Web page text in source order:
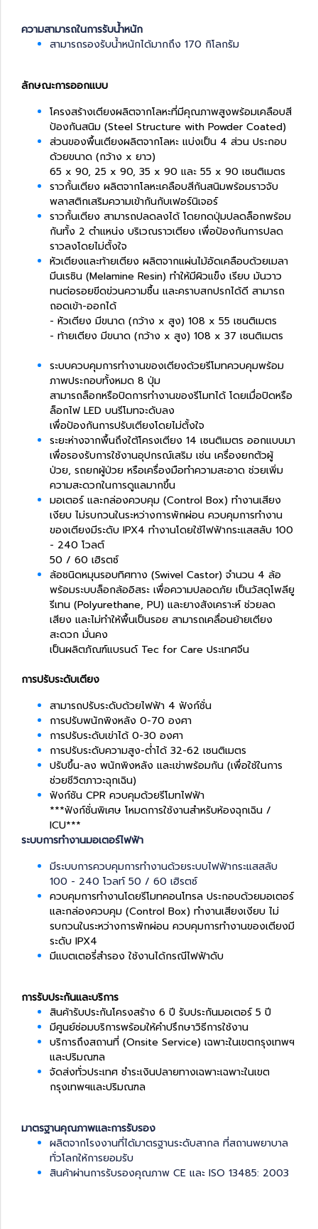
ความสามารถในการรับน้ำหนัก
สามารถรองรับน้ำหนักได้มากถึง 170 กิโลกรัม
ลักษณะการออกแบบ
โครงสร้างเตียงผลิตจากโลหะที่มีคุณภาพสูงพร้อมเคลือบสี
ป้องกันสนิม (Steel Structure with Powder Coated)
ส่วนของพื้นเตียงผลิตจากโลหะ แบ่งเป็น 4 ส่วน ประกอบ
ด้วยขนาด (กว้าง x ยาว)
65 x 90, 25 x 90, 35 x 90 และ 55 x 90 เซนติเมตร
ราวกั้นเตียง ผลิตจากโลหะเคลือบสีกันสนิมพร้อมราวจับ
พลาสติกเสริมความเข้ากันกับเฟอร์นิเจอร์
ราวกั้นเตียง สามารถปลดลงได้ โดยกดปุ่มปลดล็อกพร้อม
กันทั้ง 2 ตำแหน่ง บริเวณราวเตียง เพื่อป้องกันการปลด
ราวลงโดยไม่ตั้งใจ
หัวเตียงและท้ายเตียง ผลิตจากแผ่นไม้อัดเคลือบด้วยเมลา
มีนเรซิน (Melamine Resin) ทำให้มีผิวแข็ง เรียบ มันวาว
ทนต่อรอยขีดข่วนความชื้น และคราบสกปรกได้ดี สามารถ
ถอดเข้า-ออกได้
- หัวเตียง มีขนาด (กว้าง x สูง) 108 x 55 เซนติเมตร
- ท้ายเตียง มีขนาด (กว้าง x สูง) 108 x 37 เซนติเมตร
ระบบควบคุมการทำงานของเตียงด้วยรีโมทควบคุมพร้อม
ภาพประกอบทั้งหมด 8 ปุ่ม
สามารถล็อกหรือปิดการทำงานของรีโมทได้ โดยเมื่อปิดหรือ
ล็อกไฟ LED บนรีโมทจะดับลง
เพื่อป้องกันการปรับเตียงโดยไม่ตั้งใจ
ระยะห่างจากพื้นถึงใต้โครงเตียง 14 เซนติเมตร ออกแบบมา
เพื่อรองรับการใช้งานอุปกรณ์เสริม เช่น เครื่องยกตัวผู้
ป่วย, รถยกผู้ป่วย หรือเครื่องมือทำความสะอาด ช่วยเพิ่ม
ความสะดวกในการดูแลมากขึ้น
มอเตอร์ และกล่องควบคุม (Control Box) ทำงานเสียง
เงียบ ไม่รบกวนในระหว่างการพักผ่อน ควบคุมการทำงาน
ของเตียงมีระดับ IPX4 ทำงานโดยใช้ไฟฟ้ากระแสสลับ 100
- 240 โวลต์
50 / 60 เฮิรตซ์
ล้อชนิดหมุนรอบทิศทาง (Swivel Castor) จำนวน 4 ล้อ
พร้อมระบบล็อกล้ออิสระ เพื่อความปลอดภัย เป็นวัสดุโพลียู
รีเทน (Polyurethane, PU) และยางสังเคราะห์ ช่วยลด
เสียง และไม่ทำให้พื้นเป็นรอย สามารถเคลื่อนย้ายเตียง
สะดวก มั่นคง
เป็นผลิตภัณฑ์แบรนด์ Tec for Care ประเทศจีน
การปรับระดับเตียง
สามารถปรับระดับด้วยไฟฟ้า 4 ฟังก์ชั่น
การปรับพนักพิงหลัง 0-70 องศา
การปรับระดับเข่าได้ 0-30 องศา
การปรับระดับความสูง-ต่ำได้ 32-62 เซนติเมตร
ปรับขึ้น-ลง พนักพิงหลัง และเข่าพร้อมกัน (เพื่อใช้ในการ
ช่วยชีวิตภาวะฉุกเฉิน)
ฟังก์ชัน CPR ควบคุมด้วยรีโมทไฟฟ้า
***ฟังก์ชั่นพิเศษ โหมดการใช้งานสำหรับห้องฉุกเฉิน /
ICU***
ระบบการทำงานมอเตอร์ไฟฟ้า
มีระบบการควบคุมการทำงานด้วยระบบไฟฟ้ากระแสสลับ
100 - 240 โวลท์ 50 / 60 เฮิรตซ์
ควบคุมการทำงานโดยรีโมทคอนโทรล ประกอบด้วยมอเตอร์
และกล่องควบคุม (Control Box) ทำงานเสียงเงียบ ไม่
รบกวนในระหว่างการพักผ่อน ควบคุมการทำงานของเตียงมี
ระดับ IPX4
มีแบตเตอรี่สำรอง ใช้งานได้กรณีไฟฟ้าดับ
การรับประกันและบริการ
สินค้ารับประกันโครงสร้าง 6 ปี รับประกันมอเตอร์ 5 ปี
มีศูนย์ซ่อมบริการพร้อมให้คำปรึกษาวิธีการใช้งาน
บริการถึงสถานที่ (Onsite Service) เฉพาะในเขตกรุงเทพฯ
และปริมณฑล
จัดส่งทั่วประเทศ ชำระเงินปลายทางเฉพาะเฉพาะในเขต
กรุงเทพฯและปริมณฑล
มาตรฐานคุณภาพและการรับรอง
ผลิตจากโรงงานที่ได้มาตรฐานระดับสากล ที่สถานพยาบาล
ทั่วโลกให้การยอมรับ
สินค้าผ่านการรับรองคุณภาพ CE และ ISO 13485: 2003